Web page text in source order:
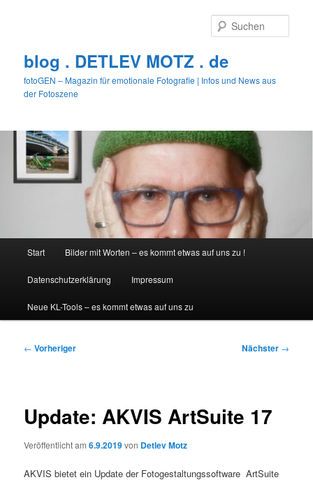
blog . DETLEV MOTZ . de
fotoGEN – Magazin für emotionale Fotografie | Infos und News aus
der Fotoszene
Start Bilder mit Worten – es kommt etwas auf uns zu !
Datenschutzerklärung Impressum
Neue KL-Tools – es kommt etwas auf uns zu
Beitragsnavigation
← Vorheriger Nächster →
Update: AKVIS ArtSuite 17
Veröffentlicht am6.9.2019von Detlev Motz
AKVIS bietet ein Update der Fotogestaltungssoftware ArtSuite